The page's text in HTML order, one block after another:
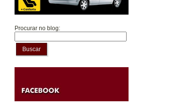
Procurar no blog:
Buscar